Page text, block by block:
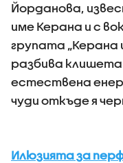
Йорданова,
име Керана и с
групата „Керана
разбива
естествена
чуди откъде я
Илюзията за